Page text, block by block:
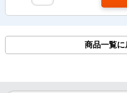
商品一覧に